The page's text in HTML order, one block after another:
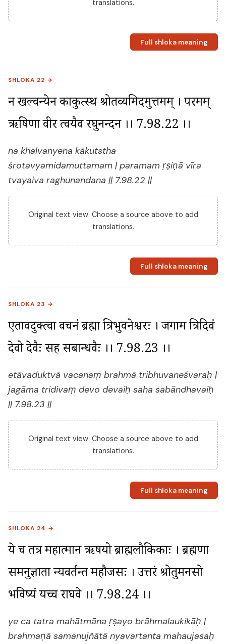
translations.
Full shloka meaning
SHLOKA 22 →
न खल्वन्येन काकुत्स्थ श्रोतव्यमिदमुत्तमम् । परमम्
ऋषिणा वीर त्वयैव रघुनन्दन ।। 7.98.22 ।।
na khalvanyena kākutstha
śrotavyamidamuttamam | paramam ṛṣiṇā vīra
tvayaiva raghunandana || 7.98.22 ||
Original text view. Choose a source above to add
translations.
Full shloka meaning
SHLOKA 23 →
एतावदुक्त्वा वचनं ब्रह्मा त्रिभुवनेश्वरः । जगाम त्रिदिवं
देवो देवैः सह सबान्धवैः ।। 7.98.23 ।।
etāvaduktvā vacanaṃ brahmā tribhuvaneśvaraḥ |
jagāma tridivaṃ devo devaiḥ saha sabāndhavaiḥ
|| 7.98.23 ||
Original text view. Choose a source above to add
translations.
Full shloka meaning
SHLOKA 24 →
ये च तत्र महात्मान ऋषयो ब्राह्मलौकिकाः । ब्रह्मणा
समनुज्ञाता न्यवर्तन्त महौजसः । उत्तरं श्रोतुमनसो
भविष्यं यच्च राघवे ।। 7.98.24 ।।
ye ca tatra mahātmāna ṛṣayo brāhmalaukikāḥ |
brahmaṇā samanujñātā nyavartanta mahaujasaḥ